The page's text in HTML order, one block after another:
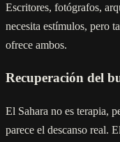
Escritores, fotógrafos,
necesita estímulos, pero
ofrece ambos.
Recuperación del
El Sahara no es terapia,
parece el descanso real.